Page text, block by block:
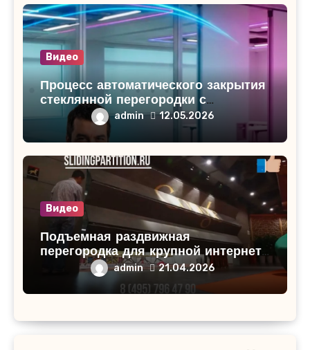
Видео
Процесс автоматического закрытия
стеклянной перегородки с
проходными дверями
admin 12.05.2026
Видео
Подъемная раздвижная
перегородка для крупной интернет-
компании: Идеальное решение для
разделения пространства
admin 21.04.2026